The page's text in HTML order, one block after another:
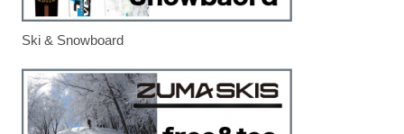
Ski & Snowboard